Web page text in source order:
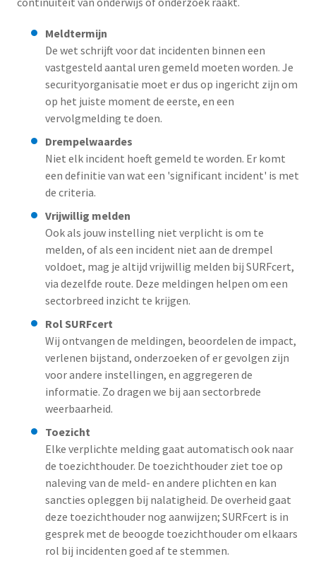
Meldtermijn
De wet schrijft voor dat incidenten binnen een
vastgesteld aantal uren gemeld moeten worden. Je
securityorganisatie moet er dus op ingericht zijn om
op het juiste moment de eerste, en een
vervolgmelding te doen.
Drempelwaardes
Niet elk incident hoeft gemeld te worden. Er komt
een definitie van wat een 'significant incident' is met
de criteria.
Vrijwillig melden
Ook als jouw instelling niet verplicht is om te
melden, of als een incident niet aan de drempel
voldoet, mag je altijd vrijwillig melden bij SURFcert,
via dezelfde route. Deze meldingen helpen om een
sectorbreed inzicht te krijgen.
Rol SURFcert
Wij ontvangen de meldingen, beoordelen de impact,
verlenen bijstand, onderzoeken of er gevolgen zijn
voor andere instellingen, en aggregeren de
informatie. Zo dragen we bij aan sectorbrede
weerbaarheid.
Toezicht
Elke verplichte melding gaat automatisch ook naar
de toezichthouder. De toezichthouder ziet toe op
naleving van de meld- en andere plichten en kan
sancties opleggen bij nalatigheid. De overheid gaat
deze toezichthouder nog aanwijzen; SURFcert is in
gesprek met de beoogde toezichthouder om elkaars
rol bij incidenten goed af te stemmen.